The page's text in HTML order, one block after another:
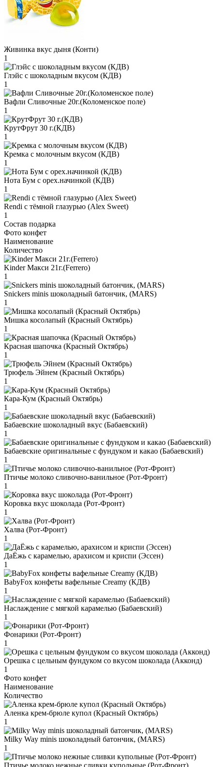
Живинка вкус дыня (Конти)
1
Глэйс с шоколадным вкусом (КДВ)
1
Вафли Сливочные 20г.(Коломенское поле)
1
КрутФрут 30 г.(КДВ)
1
Кремка с молочным вкусом (КДВ)
1
Нота Бум с орех.начинкой (КДВ)
1
Rendi с тёмной глазурью (Alex Sweet)
1
Состав подарка
Фото конфет
Наименование
Количество
Kinder Макси 21г.(Ferrero)
1
Snickers minis шоколадный батончик, (MARS)
1
Мишка косолапый (Красный Октябрь)
1
Красная шапочка (Красный Октябрь)
1
Трюфель Эйнем (Красный Октябрь)
1
Кара-Кум (Красный Октябрь)
1
Бабаевские шоколадный вкус (Бабаевский)
1
Бабаевские оригинальные с фундуком и какао (Бабаевский)
1
Птичье молоко сливочно-ванильное (Рот-Фронт)
1
Коровка вкус шоколада (Рот-Фронт)
1
Халва (Рот-Фронт)
1
ДаЁжь с карамелью, арахисом и криспи (Эссен)
1
BabyFox конфеты вафельные Creamy (КДВ)
1
Наслаждение с мягкой карамелью (Бабаевский)
1
Фонарики (Рот-Фронт)
1
Орешка с цельным фундуком со вкусом шоколада (Акконд)
1
Фото конфет
Наименование
Количество
Аленка крем-брюле купол (Красный Октябрь)
1
Milky Way minis шоколадный батончик, (MARS)
1
Птичье молоко нежные сливки купольные (Рот-Фронт)